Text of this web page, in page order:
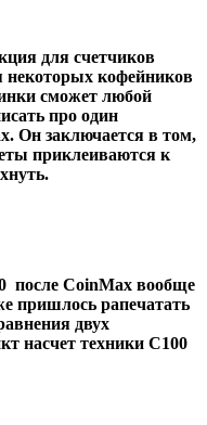
для счетчиков
некоторых кофейников
сможет любой
про один
Он заключается в том,
приклеиваются к
после CoinMax вообще
пришлось рапечатать
двух
насчет техники С100